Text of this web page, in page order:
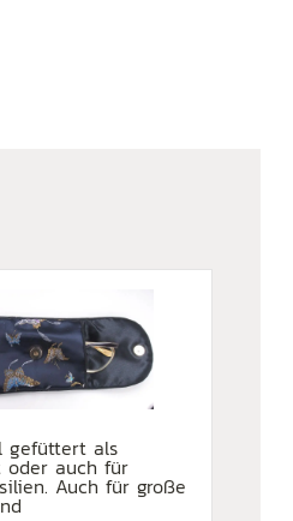
gefüttert als
oder auch für
Auch für große